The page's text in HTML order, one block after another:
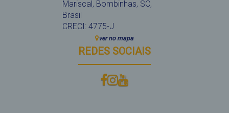
Mariscal , Bombinhas, SC,
Brasil
CRECI: 4775-J
ver no mapa
REDES SOCIAIS